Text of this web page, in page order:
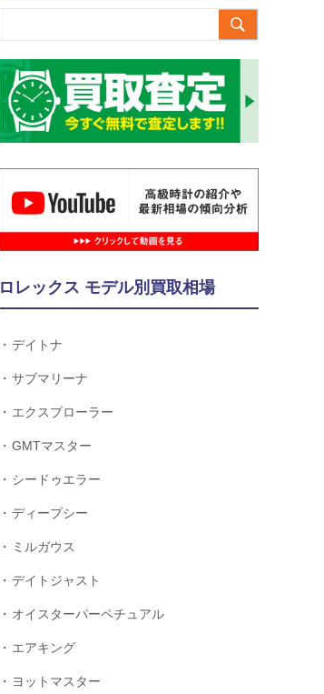

ロレックス モデル別買取相場
デイトナ
サブマリーナ
エクスプローラー
GMTマスター
シードゥエラー
ディープシー
ミルガウス
デイトジャスト
オイスターパーペチュアル
エアキング
ヨットマスター